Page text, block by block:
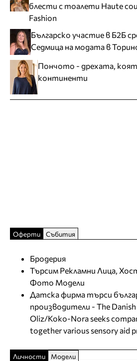
блести с тоалети Haute
Fashion
Българско участие в Б2Б
Седмица на модата в
Пончото - дрехата,
континенти
Оферти Събития
Бродерия
Търсим Рекламни Лица,
Фото Модели
Датска фирма търси
производители - The
Oliz/Koko-Nora seeks
together various sensory aid
Личности Модели